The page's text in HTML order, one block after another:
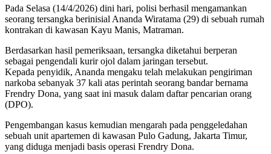
Pada Selasa (14/4/2026) dini hari, polisi berhasil mengamankan
seorang tersangka berinisial Ananda Wiratama (29) di sebuah rumah
kontrakan di kawasan Kayu Manis, Matraman.
Berdasarkan hasil pemeriksaan, tersangka diketahui berperan
sebagai pengendali kurir ojol dalam jaringan tersebut.
Kepada penyidik, Ananda mengaku telah melakukan pengiriman
narkoba sebanyak 37 kali atas perintah seorang bandar bernama
Frendry Dona, yang saat ini masuk dalam daftar pencarian orang
(DPO).
Pengembangan kasus kemudian mengarah pada penggeledahan
sebuah unit apartemen di kawasan Pulo Gadung, Jakarta Timur,
yang diduga menjadi basis operasi Frendry Dona.